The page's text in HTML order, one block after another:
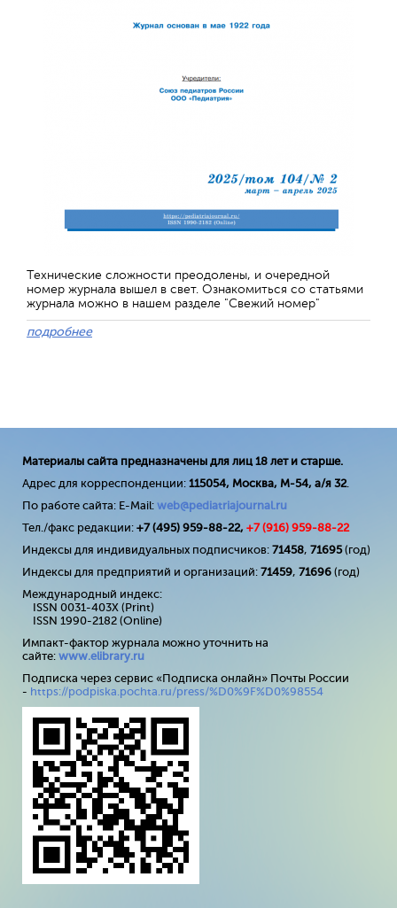
Технические сложности преодолены, и очередной
номер журнала вышел в свет. Ознакомиться со статьями
журнала можно в нашем разделе "Свежий номер"
подробнее
Материалы сайта предназначены для лиц 18 лет и старше.
Адрес для корреспонденции: 115054, Москва, М-54, а/я 32.
По работе сайта: E-Mail: web@pediatriajournal.ru
Тел./факс редакции: +7 (495) 959-88-22, +7 (916) 959-88-22
Индексы для индивидуальных подписчиков: 71458, 71695(год)
Индексы для предприятий и организаций: 71459, 71696 (год)
Международный индекс:
ISSN 0031-403X (Print)
ISSN 1990-2182 (Online)
Импакт-фактор журнала можно уточнить на
сайте: www.elibrary.ru
Подписка через сервис «Подписка онлайн» Почты России
- https://podpiska.pochta.ru/press/%D0%9F%D0%98554